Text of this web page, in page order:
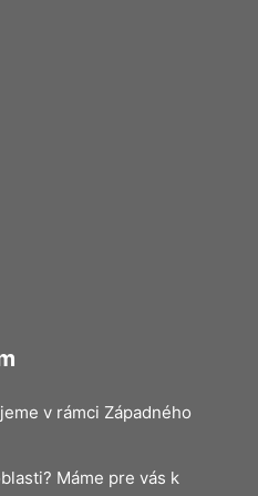
v rámci Západného
Máme pre vás k